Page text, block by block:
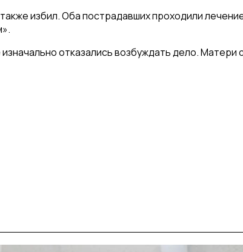
избил. Оба пострадавших проходили
отказались возбуждать дело.